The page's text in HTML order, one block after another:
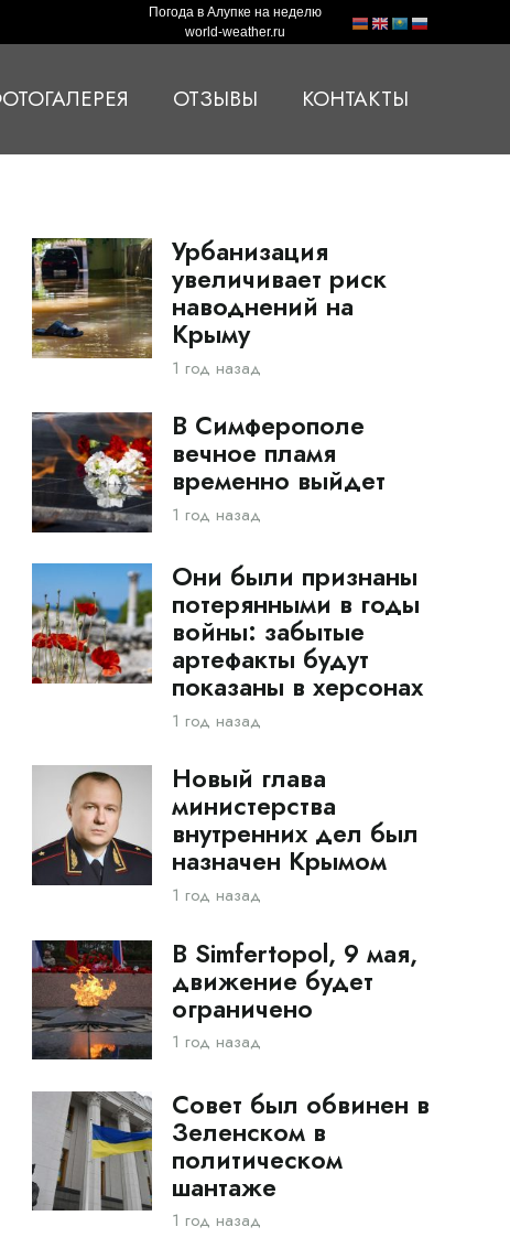
Погода в Алупке на неделю
world-weather.ru
ОТЗЫВЫ КОНТАКТЫ
Урбанизация
увеличивает риск
наводнений на
Крыму
1 год назад
В Симферополе
вечное пламя
временно выйдет
1 год назад
Они были признаны
потерянными в годы
войны: забытые
артефакты будут
показаны в херсонах
1 год назад
Новый глава
министерства
внутренних дел был
назначен Крымом
1 год назад
В Simfertopol, 9 мая,
движение будет
ограничено
1 год назад
Совет был обвинен в
Зеленском в
политическом
шантаже
1 год назад